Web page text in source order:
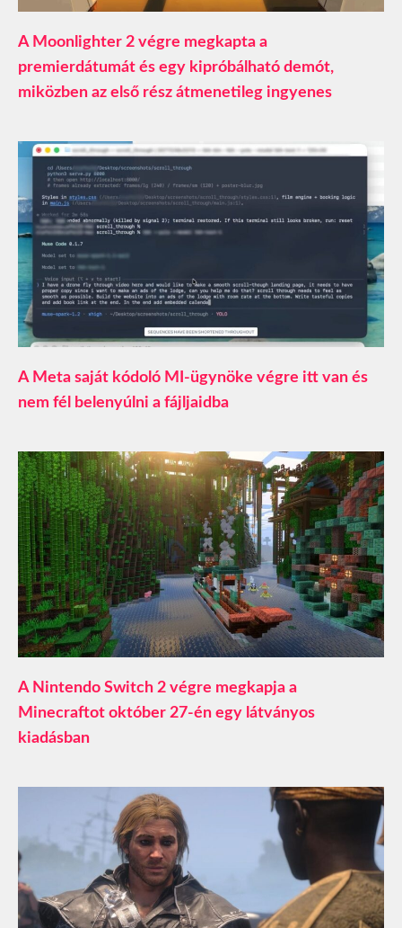
A Moonlighter 2 végre megkapta a
premierdátumát és egy kipróbálható demót,
miközben az első rész átmenetileg ingyenes
A Meta saját kódoló MI-ügynöke végre itt van és
nem fél belenyúlni a fájljaidba
A Nintendo Switch 2 végre megkapja a
Minecraftot október 27-én egy látványos
kiadásban